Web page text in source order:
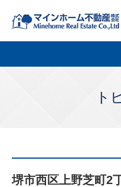
ト
堺市西区上野芝町2